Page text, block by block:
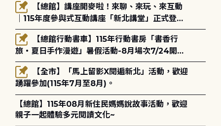
｜115年度參與式互動講座「新北講堂」正式登
場！
旅・夏日手作漫遊」暑假活動-8月場次7/24開始
報名
踴躍參加(115年7月至8月)。
【總館】115年08月新住民媽媽說故事活動，歡迎
親子一起體驗多元閱讀文化~